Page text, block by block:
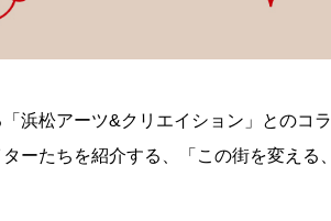
浜松アーツ&クリエイション」とのコラ
ーたちを紹介する、「この街を変える、